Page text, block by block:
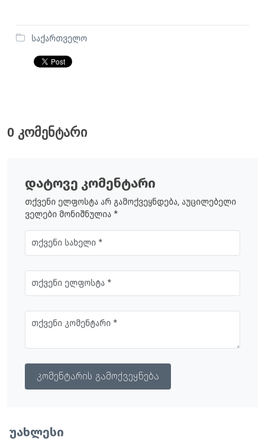
საქართველო
0 კომენტარი
დატოვე კომენტარი
თქვენი ელფოსტა არ გამოქვეყნდება, აუცილებელი
ველები მონიშნულია *
კომენტარის გამოქვეყნება
უახლესი